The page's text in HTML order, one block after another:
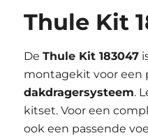
Thule Kit
DeThule Kit 183047
montagekit voor een
dakdragersysteem.
kitset. Voor een
ook een passende